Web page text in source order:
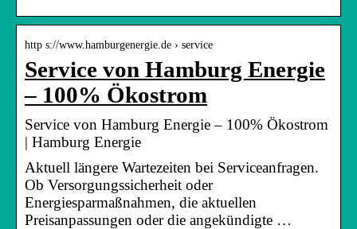
http s://www.hamburgenergie.de › service
Service von Hamburg Energie
– 100% Ökostrom
Service von Hamburg Energie – 100% Ökostrom
| Hamburg Energie
Aktuell längere Wartezeiten bei Serviceanfragen.
Ob Versorgungssicherheit oder
Energiesparmaßnahmen, die aktuellen
Preisanpassungen oder die angekündigte …